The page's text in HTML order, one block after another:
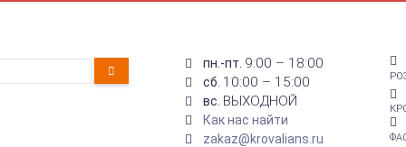
пн.-пт. 9:00 – 18:00
сб. 10:00 – 15:00
вс. ВЫХОДНОЙ
Как нас найти
zakaz@krovalians.ru